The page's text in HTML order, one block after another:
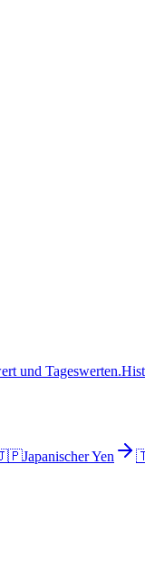
und Tageswerten.
Japanischer Yen